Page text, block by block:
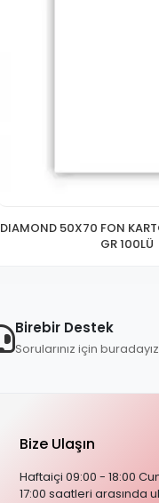
DIAMOND 50X70 FON
GR 100LÜ
Birebir Destek
Sorularınız için buradayız
Bize Ulaşın
Haftaiçi 09:00 - 18:00
17:00 saatleri arasında